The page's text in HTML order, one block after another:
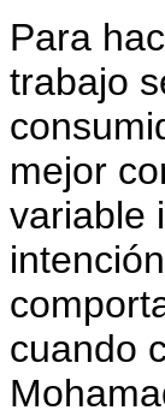
Para
trabajo
mejor
variable
cuando